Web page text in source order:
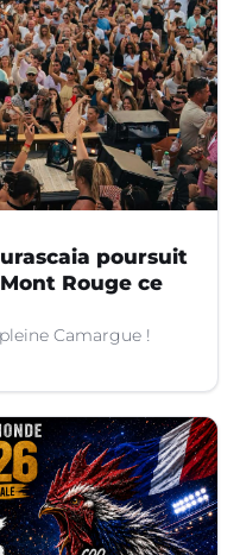
poursuit
Rouge ce
Camargue !